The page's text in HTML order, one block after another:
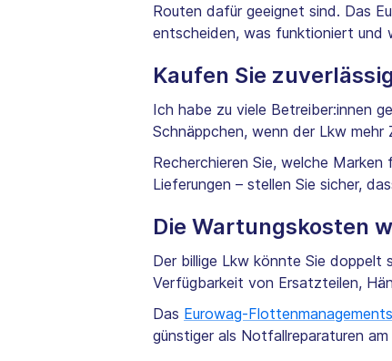
Routen dafür geeignet sind. Das
entscheiden, was funktioniert und
Kaufen Sie
Ich habe zu viele Betreiber:innen
Schnäppchen, wenn der Lkw
Recherchieren Sie, welche
Lieferungen – stellen Sie sicher,
Die Wartungskosten
Der billige Lkw könnte Sie doppelt
Verfügbarkeit von Ersatzteilen,
Das Eurowag-
günstiger als Notfallreparaturen